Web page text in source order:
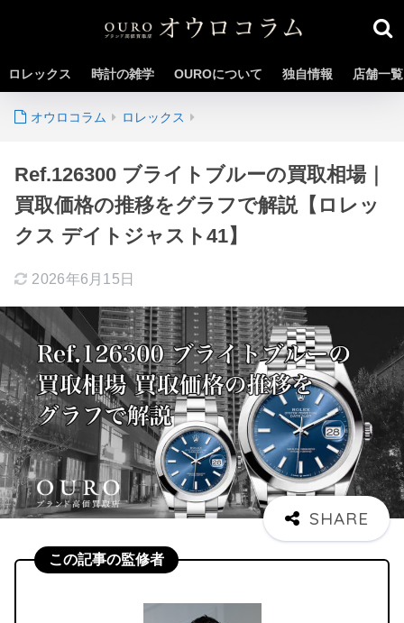
ロレックス 時計の雑学 OUROについて 独自情報 店舗一覧
ロレックス
Ref.126300 ブライトブルーの買取相場｜
買取価格の推移をグラフで解説【ロレッ
クス デイトジャスト41】
2026年6月15日
この記事の監修者